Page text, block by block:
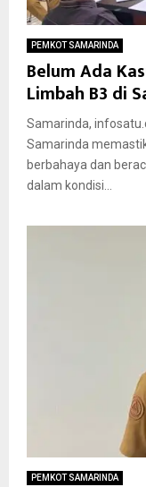
PEMKOT SAMARINDA
Belum Ada
Limbah B3 di
Samarinda,
Samarinda
berbahaya dan
dalam kondisi...
PEMKOT SAMARINDA